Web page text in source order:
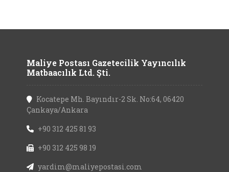
Maliye Postası Gazetecilik Yayıncılık
Matbaacılık Ltd. Şti.
Kocatepe Mh. Bayındır-2 Sk. No:64, 06420
Çankaya/Ankara
+90 312 425 81 93
+90 312 425 98 19
yardim@maliyepostasi.com